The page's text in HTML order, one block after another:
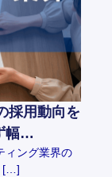
採用動向を
幅…
ィング業界の
[…]